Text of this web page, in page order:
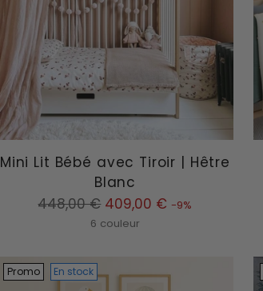
Mini Lit Bébé avec Tiroir | Hêtre
Blanc
Prix
448,00 € 409,00 € -9%
6 couleur
Promo En stock